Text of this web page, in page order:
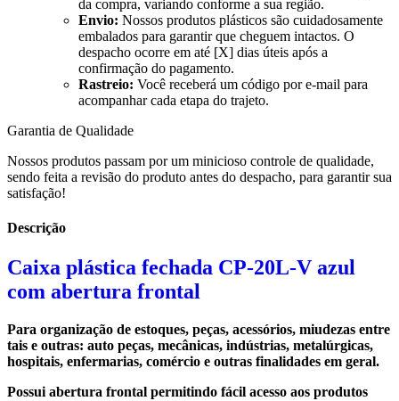
da compra, variando conforme a sua região.
Envio: Nossos produtos plásticos são cuidadosamente
embalados para garantir que cheguem intactos. O
despacho ocorre em até [X] dias úteis após a
confirmação do pagamento.
Rastreio: Você receberá um código por e-mail para
acompanhar cada etapa do trajeto.
Garantia de Qualidade
Nossos produtos passam por um minicioso controle de qualidade,
sendo feita a revisão do produto antes do despacho, para garantir sua
satisfação!
Descrição
Caixa plástica fechada CP-20L-V azul
com abertura frontal
Para organização de estoques, peças, acessórios, miudezas entre
tais e outras: auto peças, mecânicas, indústrias, metalúrgicas,
hospitais, enfermarias, comércio e outras finalidades em geral.
Possui abertura frontal permitindo fácil acesso aos produtos